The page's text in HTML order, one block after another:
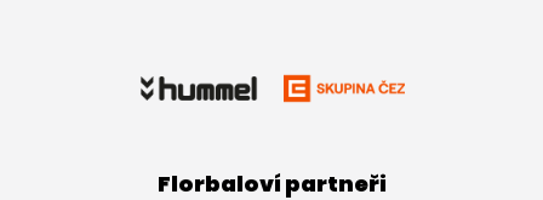
Florbaloví partneři